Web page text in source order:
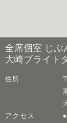
全席個室 じぶ
大崎ブライト
住所
アクセス